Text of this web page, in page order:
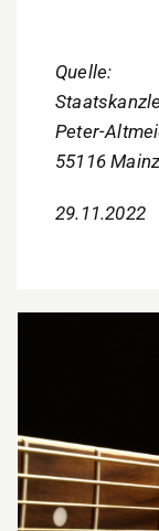
Quelle:
Peter-
55116 Mainz
29.11.2022
Genüsse
die